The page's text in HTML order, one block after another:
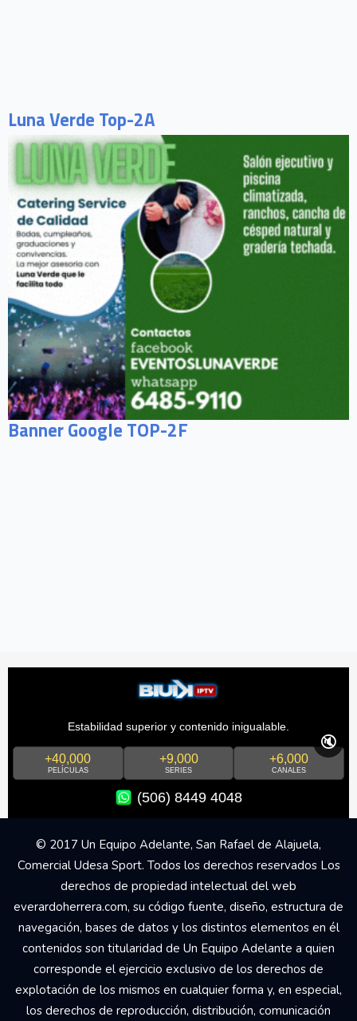
Luna Verde Top-2A
Banner Google TOP-2F
Estabilidad superior y contenido inigualable.
+40,000
PELÍCULAS
+9,000
SERIES
+6,000
CANALES
(506) 8449 4048
🔇
© 2017 Un Equipo Adelante, San Rafael de Alajuela,
Comercial Udesa Sport. Todos los derechos reservados Los
derechos de propiedad intelectual del web
everardoherrera.com, su código fuente, diseño, estructura de
navegación, bases de datos y los distintos elementos en él
contenidos son titularidad de Un Equipo Adelante a quien
corresponde el ejercicio exclusivo de los derechos de
explotación de los mismos en cualquier forma y, en especial,
los derechos de reproducción, distribución, comunicación